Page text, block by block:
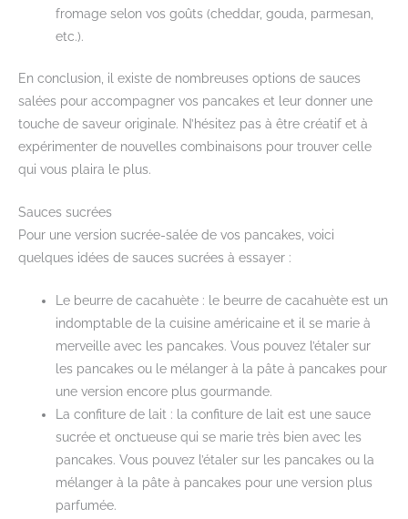
fromage selon vos goûts (cheddar, gouda, parmesan,
etc.).
En conclusion, il existe de nombreuses options de sauces
salées pour accompagner vos pancakes et leur donner une
touche de saveur originale. N’hésitez pas à être créatif et à
expérimenter de nouvelles combinaisons pour trouver celle
qui vous plaira le plus.
Sauces sucrées
Pour une version sucrée-salée de vos pancakes, voici
quelques idées de sauces sucrées à essayer :
Le beurre de cacahuète : le beurre de cacahuète est un
indomptable de la cuisine américaine et il se marie à
merveille avec les pancakes. Vous pouvez l’étaler sur
les pancakes ou le mélanger à la pâte à pancakes pour
une version encore plus gourmande.
La confiture de lait : la confiture de lait est une sauce
sucrée et onctueuse qui se marie très bien avec les
pancakes. Vous pouvez l’étaler sur les pancakes ou la
mélanger à la pâte à pancakes pour une version plus
parfumée.